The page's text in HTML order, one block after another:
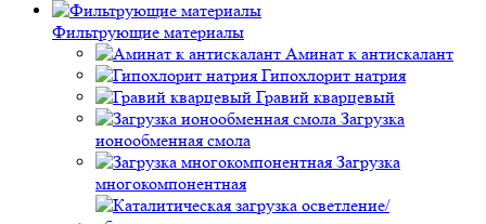
Фильтрующие материалы
Аминат к антискалант
Гипохлорит натрия
Гравий кварцевый
Загрузка
ионообменная смола
Загрузка
многокомпонентная